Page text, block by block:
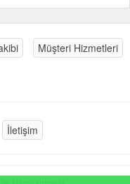
Müşteri Hizmetleri
İletişim